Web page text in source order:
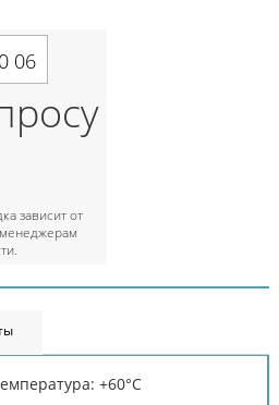
06
зависит от
+60°С